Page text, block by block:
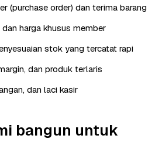
(purchase order) dan terima barang
dan harga khusus member
stok yang tercatat rapi
dan produk terlaris
dan laci kasir
bangun untuk